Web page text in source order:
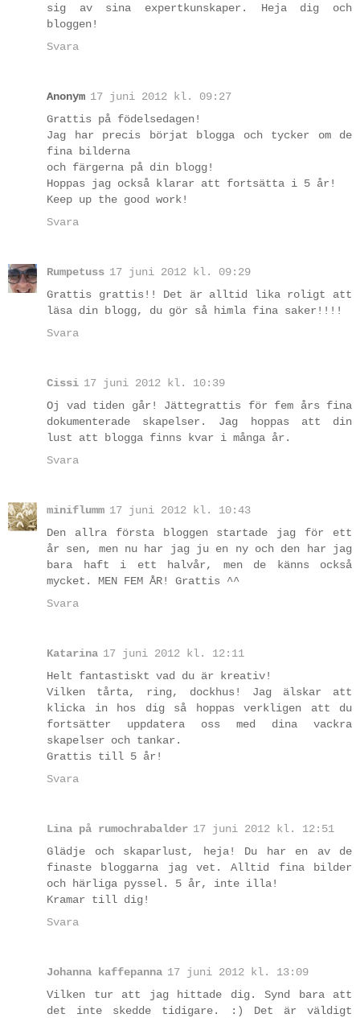
sig av sina expertkunskaper. Heja dig och
bloggen!
Svara
Anonym 17 juni 2012 kl. 09:27
Grattis på födelsedagen!
Jag har precis börjat blogga och tycker om de
fina bilderna
och färgerna på din blogg!
Hoppas jag också klarar att fortsätta i 5 år!
Keep up the good work!
Svara
Rumpetuss 17 juni 2012 kl. 09:29
Grattis grattis!! Det är alltid lika roligt att
läsa din blogg, du gör så himla fina saker!!!!
Svara
Cissi 17 juni 2012 kl. 10:39
Oj vad tiden går! Jättegrattis för fem års fina
dokumenterade skapelser. Jag hoppas att din
lust att blogga finns kvar i många år.
Svara
miniflumm 17 juni 2012 kl. 10:43
Den allra första bloggen startade jag för ett
år sen, men nu har jag ju en ny och den har jag
bara haft i ett halvår, men de känns också
mycket. MEN FEM ÅR! Grattis ^^
Svara
Katarina 17 juni 2012 kl. 12:11
Helt fantastiskt vad du är kreativ!
Vilken tårta, ring, dockhus! Jag älskar att
klicka in hos dig så hoppas verkligen att du
fortsätter uppdatera oss med dina vackra
skapelser och tankar.
Grattis till 5 år!
Svara
Lina på rumochrabalder 17 juni 2012 kl. 12:51
Glädje och skaparlust, heja! Du har en av de
finaste bloggarna jag vet. Alltid fina bilder
och härliga pyssel. 5 år, inte illa!
Kramar till dig!
Svara
Johanna kaffepanna 17 juni 2012 kl. 13:09
Vilken tur att jag hittade dig. Synd bara att
det inte skedde tidigare. :) Det är väldigt